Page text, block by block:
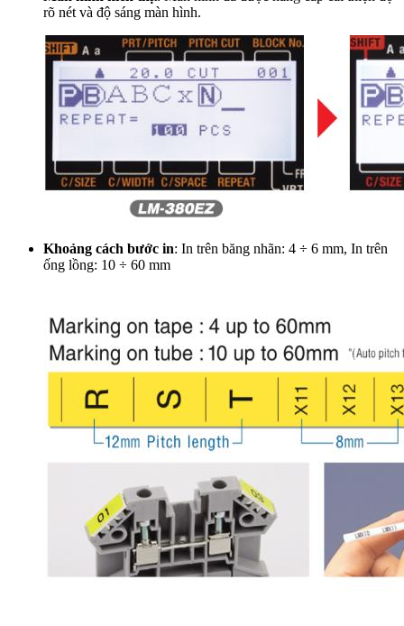
rõ nét và độ sáng màn hình.
Khoảng cách bước in: In trên băng nhãn: 4 ÷ 6 mm, In trên
ống lồng: 10 ÷ 60 mm